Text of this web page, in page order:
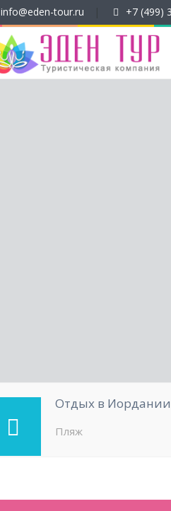
info@eden-tour.ru +7 (499)
Отдых в Иордании
Пляж